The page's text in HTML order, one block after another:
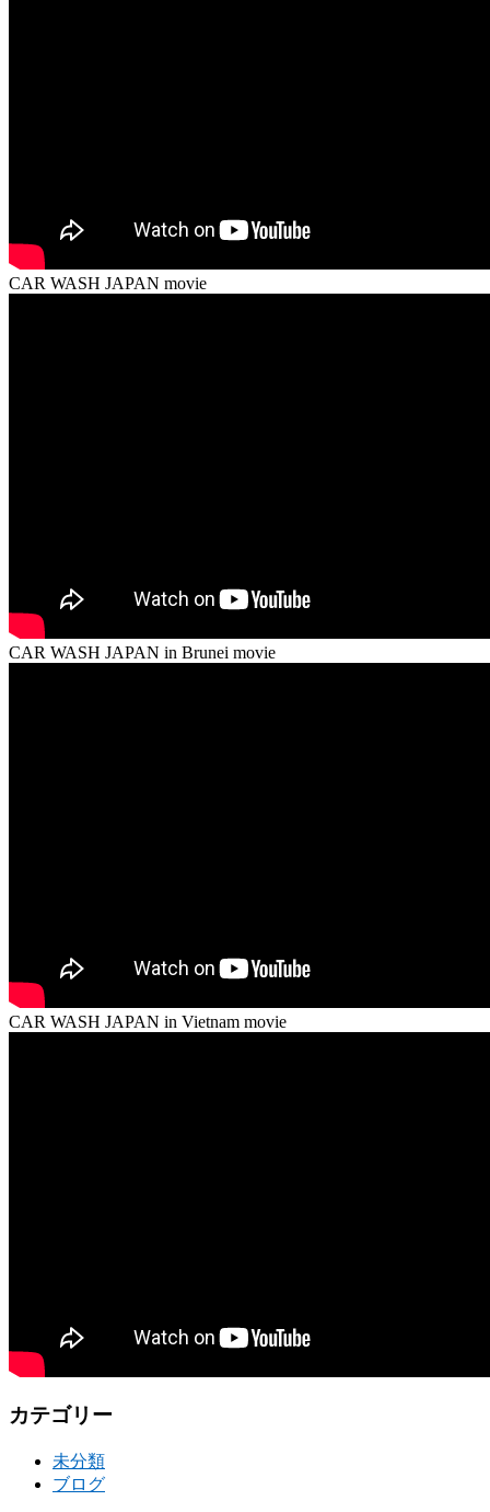
CAR WASH JAPAN movie
CAR WASH JAPAN in Brunei movie
CAR WASH JAPAN in Vietnam movie
カテゴリー
未分類
ブログ